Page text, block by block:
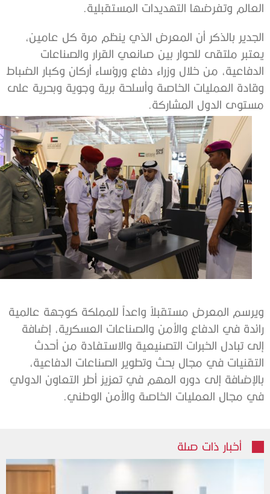
العالم وتفرضها التهديدات المستقبلية.
الجدير بالذكر أن المعرض الذي ينظم مرة كل عامين،
يعتبر ملتقى للحوار بين صانعي القرار والصناعات
الدفاعية، من خلال وزراء دفاع ورؤساء أركان وكبار الضباط
وقادة العمليات الخاصة وأسلحة برية وجوية وبحرية على
مستوى الدول المشاركة.
ويرسم المعرض مستقبلاً واعداً للمملكة كوجهة عالمية
رائدة في الدفاع والأمن والصناعات العسكرية، إضافة
إلى تبادل الخبرات التصنيعية والاستفادة من أحدث
التقنيات في مجال بحث وتطوير الصناعات الدفاعية،
بالإضافة إلى دوره المهم في تعزيز أطر التعاون الدولي
في مجال العمليات الخاصة والأمن الوطني.
أخبار ذات صلة